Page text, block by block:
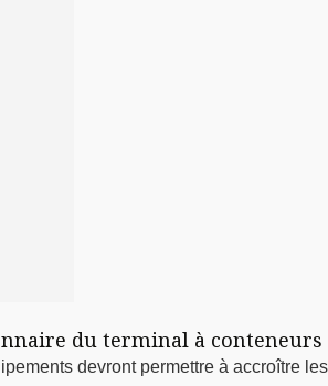
du terminal à
devront permettre à accroître